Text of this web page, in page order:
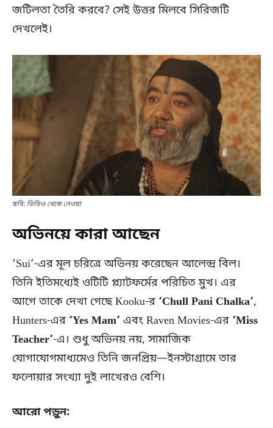
জটিলতা তৈরি করবে? সেই উত্তর মিলবে সিরিজটি
দেখলেই।
ছবি: ভিডিও থেকে নেওয়া
অভিনয়ে কারা আছেন
‘Sui’-এর মূল চরিত্রে অভিনয় করেছেন আলেন্দ্র বিল।
তিনি ইতিমধ্যেই ওটিটি প্ল্যাটফর্মের পরিচিত মুখ। এর
আগে তাকে দেখা গেছে Kooku-র ‘Chull Pani Chalka’,
Hunters-এর ‘Yes Mam’ এবং Raven Movies-এর ‘Miss
Teacher’-এ। শুধু অভিনয় নয়, সামাজিক
যোগাযোগমাধ্যমেও তিনি জনপ্রিয়—ইনস্টাগ্রামে তার
ফলোয়ার সংখ্যা দুই লাখেরও বেশি।
আরো পড়ুন: